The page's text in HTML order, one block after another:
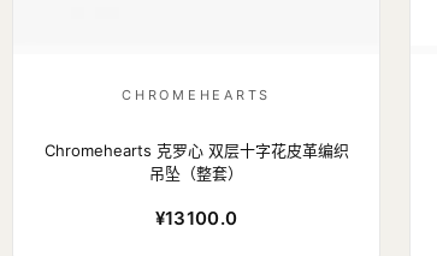
CHROMEHEARTS
Chromehearts 克罗心 双层十字花皮革编织
吊坠（整套）
¥13100.0